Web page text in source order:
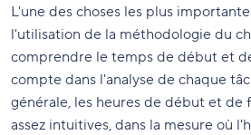
L'une des choses les plus
l'utilisation de la méthodologie du
comprendre le temps de début et
compte dans l'analyse de chaque
générale, les heures de début et de
assez intuitives, dans la mesure où